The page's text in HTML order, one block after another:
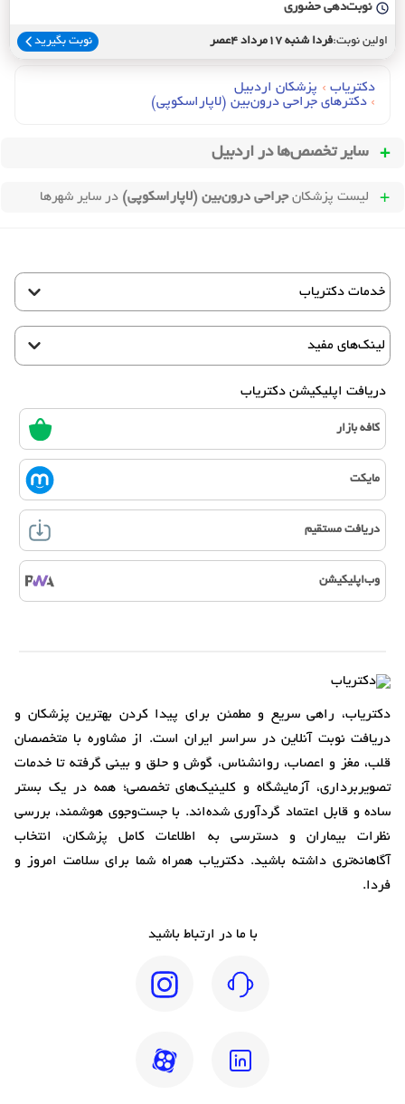
نوبت‌دهی حضوری
اولین نوبت:فردا شنبه 17مرداد 4عصر نوبت بگیرید
دکتریاب › پزشکان اردبیل
› دکترهای جراحي درون‌بين (لاپاراسکوپي)
سایر تخصص‌ها در اردبیل
لیست پزشکانجراحی درون‌بین (لاپاراسکوپی) در سایر شهرها
خدمات دکتریاب
لینک‌های مفید
دریافت اپلیکیشن دکتریاب
کافه بازار
مایکت
دریافت مستقیم
وب‌اپلیکیشن
دکتریاب، راهی سریع و مطمئن برای پیدا کردن بهترین پزشکان و
دریافت نوبت آنلاین در سراسر ایران است. از مشاوره با متخصصان
قلب، مغز و اعصاب، روانشناس، گوش و حلق و بینی گرفته تا خدمات
تصویربرداری، آزمایشگاه و کلینیک‌های تخصصی؛ همه در یک بستر
ساده و قابل اعتماد گردآوری شده‌اند. با جست‌وجوی هوشمند، بررسی
نظرات بیماران و دسترسی به اطلاعات کامل پزشکان، انتخاب
آگاهانه‌تری داشته باشید. دکتریاب همراه شما برای سلامت امروز و
فردا.
با ما در ارتباط باشید